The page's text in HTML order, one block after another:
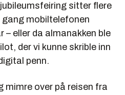
sitter flere
gang mobiltelefonen
– eller da almanakken ble
der vi kunne skrible inn
penn.
mimre over på reisen fra